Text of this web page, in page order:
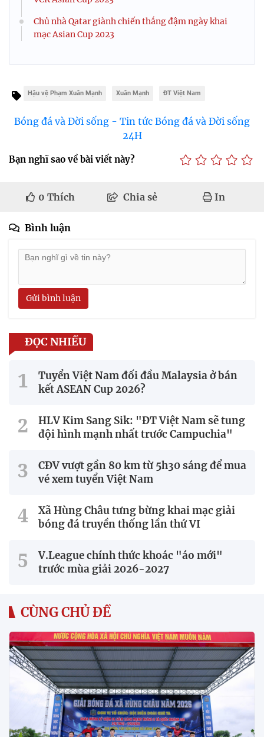
Chủ nhà Qatar giành chiến thắng đậm ngày khai
mạc Asian Cup 2023
Hậu vệ Phạm Xuân Mạnh Xuân Mạnh ĐT Việt Nam
Bóng đá và Đời sống - Tin tức Bóng đá và Đời sống
24H
Bạn nghĩ sao về bài viết này?
0 Thích Chia sẻ In
Bình luận
Gửi bình luận
ĐỌC NHIỀU
Tuyển Việt Nam đối đầu Malaysia ở bán
kết ASEAN Cup 2026?
HLV Kim Sang Sik: "ĐT Việt Nam sẽ tung
đội hình mạnh nhất trước Campuchia"
CĐV vượt gần 80 km từ 5h30 sáng để mua
vé xem tuyển Việt Nam
Xã Hùng Châu tưng bừng khai mạc giải
bóng đá truyền thống lần thứ VI
V.League chính thức khoác "áo mới"
trước mùa giải 2026-2027
CÙNG CHỦ ĐỀ